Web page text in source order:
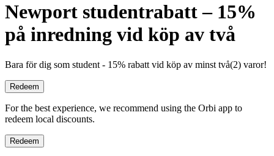
Newport studentrabatt – 15%
på inredning vid köp av två
Bara för dig som student - 15% rabatt vid köp av minst två(2) varor!
Redeem
For the best experience, we recommend using the Orbi app to
redeem local discounts.
Redeem